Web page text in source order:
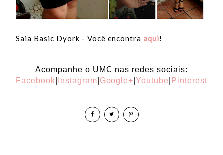
Saia Basic Dyork - Você encontra aqui!
Acompanhe o UMC nas redes sociais:
Facebook
Instagram Google+ Youtube Pinterest